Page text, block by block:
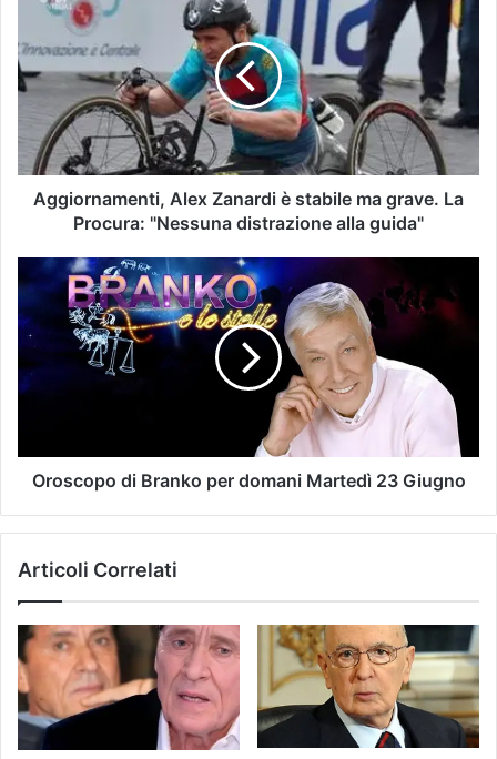
Aggiornamenti, Alex Zanardi è stabile ma grave. La
Procura: "Nessuna distrazione alla guida"
Oroscopo di Branko per domani Martedì 23 Giugno
Articoli Correlati